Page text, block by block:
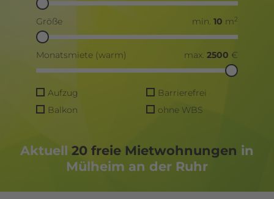
Größe min. 10 m2
Monatsmiete (warm) max. 2500 €
Aufzug
Balkon
Barrierefrei
ohne WBS
Aktuell 20 freie Miet­woh­nungen in
Mülheim an der Ruhr